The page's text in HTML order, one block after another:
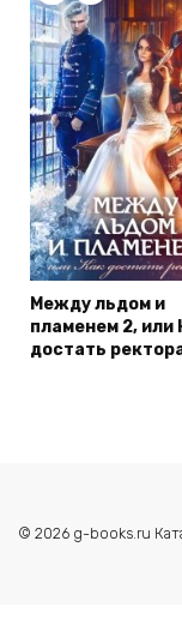
Между льдом и
пламенем 2, или
достать
© 2026 g-books.ru